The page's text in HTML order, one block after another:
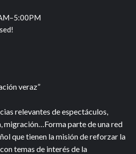
veraz”
relevantes de espectáculos,
migración…Forma parte de una red
que tienen la misión de reforzar la
temas de interés de la